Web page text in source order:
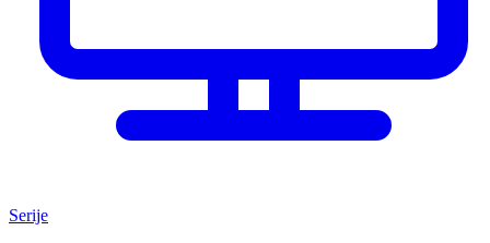
Serije